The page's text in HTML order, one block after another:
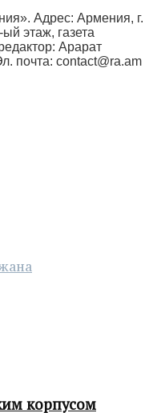
Адрес: Армения, г.
этаж, газета
Арарат
почта: contact@ra.am
корпусом